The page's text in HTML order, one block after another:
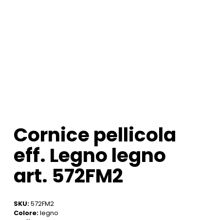
Cornice pellicola
eff. Legno legno
art. 572FM2
SKU:572FM2
Colore:legno